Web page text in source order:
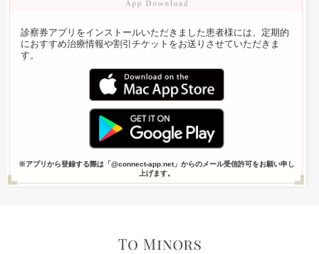
診察券アプリをインストールいただきました患者様には、定期的
におすすめ治療情報や割引チケットをお送りさせていただきま
す。
※アプリから登録する際は「@connect-app.net」からのメール受信許可をお願い申し
上げます。